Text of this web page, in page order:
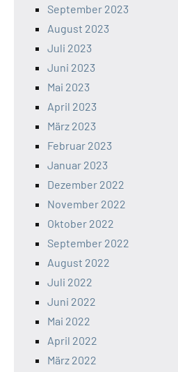
September 2023
August 2023
Juli 2023
Juni 2023
Mai 2023
April 2023
März 2023
Februar 2023
Januar 2023
Dezember 2022
November 2022
Oktober 2022
September 2022
August 2022
Juli 2022
Juni 2022
Mai 2022
April 2022
März 2022